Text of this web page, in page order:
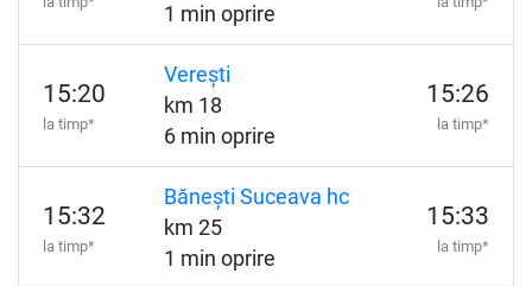
1 min oprire
15:20
la timp*
Verești
km 18
6 min oprire
15:26
la timp*
15:32
la timp*
Bănești Suceava hc
km 25
1 min oprire
15:33
la timp*